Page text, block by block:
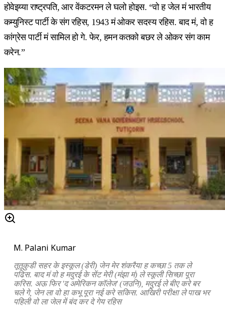
होवेइय्या राष्ट्रपति, आर वेंकटरमन ले घलो होइस. “वो ह जेल मं भारतीय
कम्युनिस्ट पार्टी के संग रहिस, 1943 मं ओकर सदस्य रहिस. बाद मं, वो ह
कांग्रेस पार्टी मं सामिल हो गे. फेर, हमन कतको बछर ले ओकर संग काम
करेन.”
M. Palani Kumar
तूतूकुडी सहर के इस्कूल (डेरी) जेन मेर शंकरैया ह कच्छा 5 तक ले
पढिस. बाद मं वो ह मदुरई के सेंट मेरी (मंझा मं) ले स्कूली सिच्छा पूरा
करिस. अऊ फिर 'द अमेरिकन कॉलेज' (जउनि), मदुरई ले बीए करे बर
चले गे, जेन ला वो हा कभू पूरा नई करे सकिस. आखिरी परीक्षा ले पाख भर
पहिली वो ला जेल में बंद कर दे गेय रहिस